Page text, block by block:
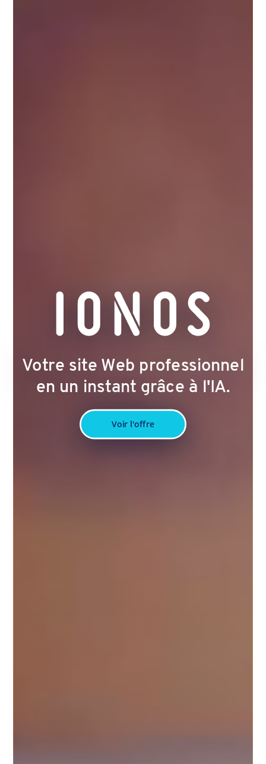
Votre site Web professionnel
en un instant grâce à l'IA.
Voir l'offre